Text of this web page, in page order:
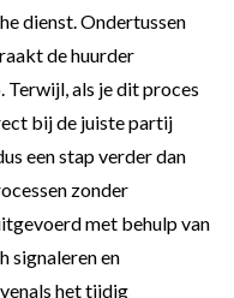
dienst. Ondertussen
de huurder
Terwijl, als je dit proces
bij de juiste partij
een stap verder dan
zonder
met behulp van
signaleren en
het tijdig